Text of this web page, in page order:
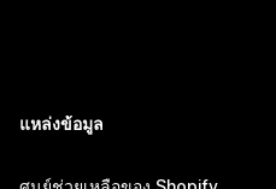
แหล่งข้อมูล